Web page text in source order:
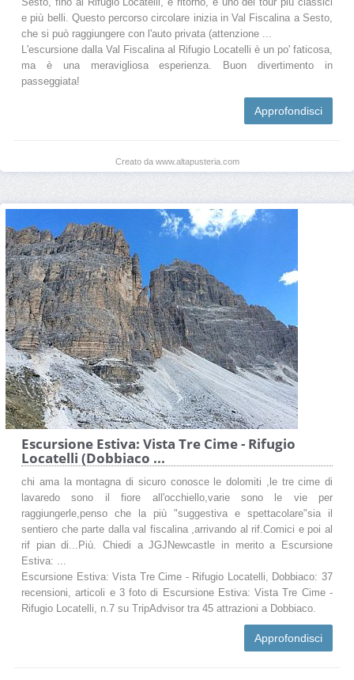
e più belli. Questo percorso circolare inizia in Val Fiscalina a Sesto,
che si può raggiungere con l'auto privata (attenzione ...
L'escursione dalla Val Fiscalina al Rifugio Locatelli è un po' faticosa,
ma è una meravigliosa esperienza. Buon divertimento in
passeggiata!
Approfondisci
Creato da www.altapusteria.com
Escursione Estiva: Vista Tre Cime - Rifugio
Locatelli (Dobbiaco ...
chi ama la montagna di sicuro conosce le dolomiti ,le tre cime di
lavaredo sono il fiore all'occhiello,varie sono le vie per
raggiungerle,penso che la più "suggestiva e spettacolare"sia il
sentiero che parte dalla val fiscalina ,arrivando al rif.Comici e poi al
rif pian di...Più. Chiedi a JGJNewcastle in merito a Escursione
Estiva: ...
Escursione Estiva: Vista Tre Cime - Rifugio Locatelli, Dobbiaco: 37
recensioni, articoli e 3 foto di Escursione Estiva: Vista Tre Cime -
Rifugio Locatelli, n.7 su TripAdvisor tra 45 attrazioni a Dobbiaco.
Approfondisci